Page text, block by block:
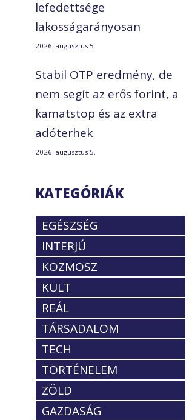
lefedettsége
lakosságarányosan
2026. augusztus 5.
Stabil OTP eredmény, de
nem segít az erős forint, a
kamatstop és az extra
adóterhek
2026. augusztus 5.
KATEGÓRIÁK
EGÉSZSÉG
INTERJÚ
KOZMOSZ
KULT
REÁL
TÁRSADALOM
TECH
TÖRTÉNELEM
ZÖLD
GAZDASÁG